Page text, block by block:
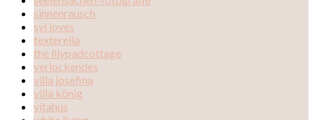
sinnenrausch
syl loves
texterella
the lilypadcottage
verlockendes
villa josefina
villa könig
vitahus